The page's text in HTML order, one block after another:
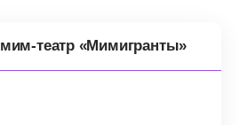
театр «Мимигранты»